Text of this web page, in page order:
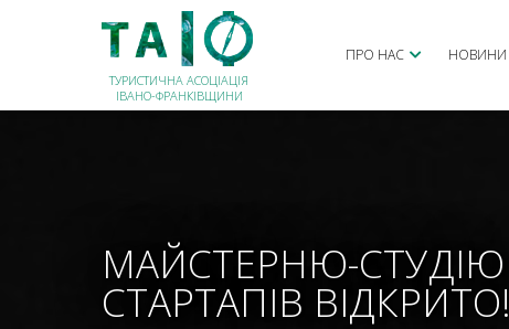
ТУРИСТИЧНА АСОЦІАЦІЯ
ІВАНО-ФРАНКІВЩИНИ
ПРО НАС НОВИНИ
МАЙСТЕРНЮ-СТУДІЮ
СТАРТАПІВ ВІДКРИТО!